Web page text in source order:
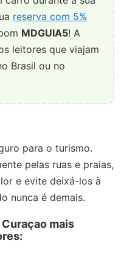
reserva com 5%
MDGUIA5! A
leitores que viajam
Brasil ou no
para o turismo.
pelas ruas e praias,
e evite deixá-los à
nunca é demais.
mais